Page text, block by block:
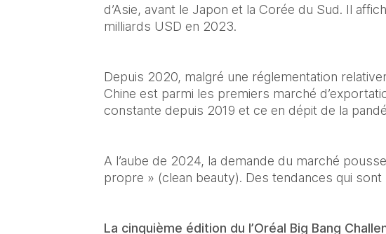
d’Asie, avant le Japon et la Corée du Sud. Il
milliards USD en 2023.
Depuis 2020, malgré une réglementation
Chine est parmi les premiers marché
constante depuis 2019 et ce en dépit de la
A l’aube de 2024, la demande du marché
propre » (clean beauty). Des tendances qui
La cinquième édition du l’Oréal Big Bang